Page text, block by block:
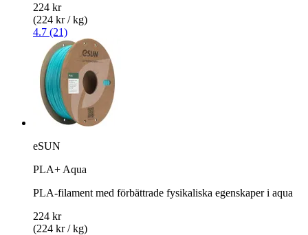
224 kr
(224 kr / kg)
4.7 (21)
eSUN
PLA+ Aqua
PLA-filament med förbättrade fysikaliska egenskaper i aqua
224 kr
(224 kr / kg)